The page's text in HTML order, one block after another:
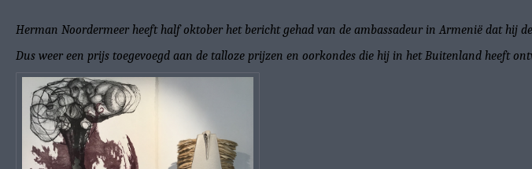
Herman Noordermeer heeft half oktober het bericht gehad van de ambassadeur in Armenië dat hij
Dus weer een prijs toegevoegd aan de talloze prijzen en oorkondes die hij in het Buitenland heeft